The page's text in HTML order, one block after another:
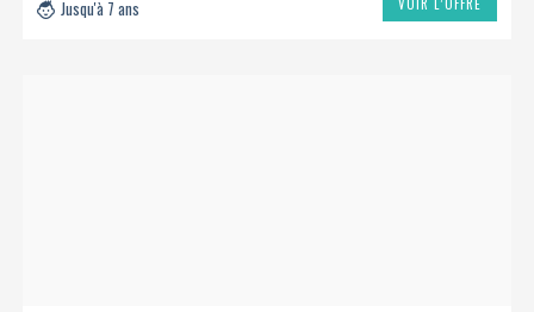
Jusqu'à 7 ans